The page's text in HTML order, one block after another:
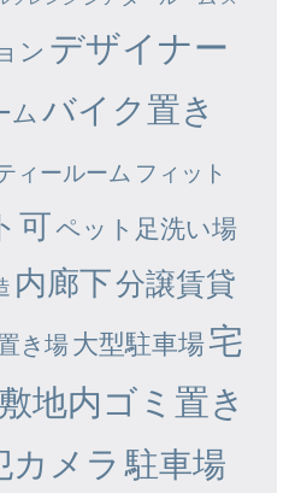
ン デザイナー
ム バイク置き
ィールーム フィット
可ペット足洗い場
内廊下分譲賃貸
き場大型駐車場宅
敷地内ゴミ置き
カメラ 駐車場